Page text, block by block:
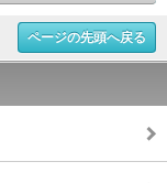
ページの先頭へ戻る